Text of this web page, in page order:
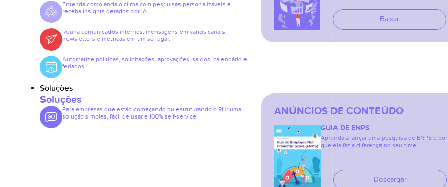
Entenda como anda o clima com pesquisas personalizáveis e
receba insights gerados por IA.
Reúna comunicados internos, mensagens em vários canais,
newsletters e métricas em um só lugar.
Automatize políticas, solicitações, aprovações, saldos, calendário e
feriados.
Baixar
Soluções
Soluções
Para empresas que estão começando ou estruturando o RH: uma
solução simples, fácil de usar e 100% self-service.
ANÚNCIOS DE CONTEÚDO
GUIA DE ENPS
Aprenda a lançar uma pesquisa de ENPS e por
que ela faz a diferença no seu time.
Descargar